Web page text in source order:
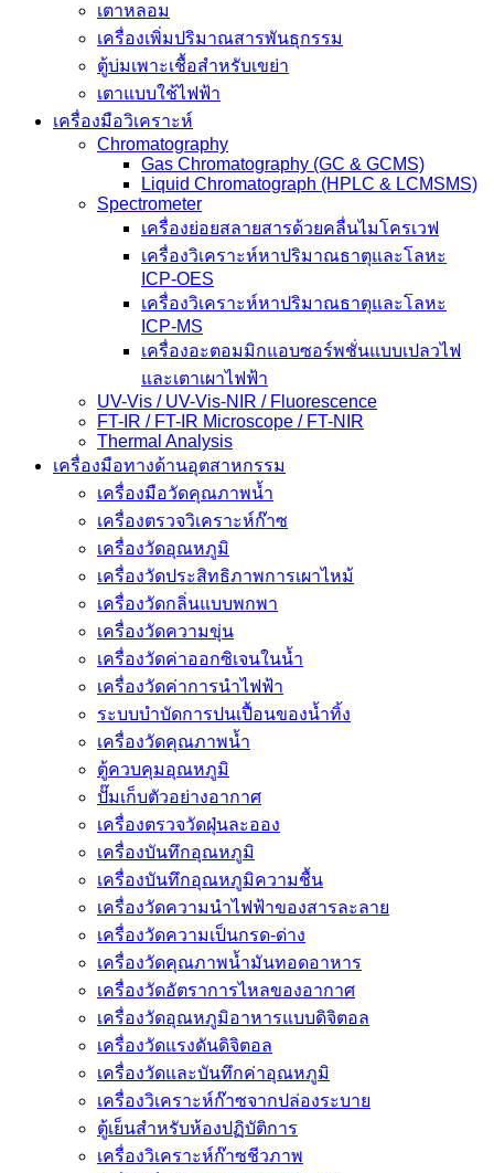
เตาหลอม
เครื่องเพิ่มปริมาณสารพันธุกรรม
ตู้บ่มเพาะเชื้อสำหรับเขย่า
เตาแบบใช้ไฟฟ้า
เครื่องมือวิเคราะห์
Chromatography
Gas Chromatography (GC & GCMS)
Liquid Chromatograph (HPLC & LCMSMS)
Spectrometer
เครื่องย่อยสลายสารด้วยคลื่นไมโครเวฟ
เครื่องวิเคราะห์หาปริมาณธาตุและโลหะ
ICP-OES
เครื่องวิเคราะห์หาปริมาณธาตุและโลหะ
ICP-MS
เครื่องอะตอมมิกแอบซอร์พชั่นแบบเปลวไฟ
และเตาเผาไฟฟ้า
UV-Vis / UV-Vis-NIR / Fluorescence
FT-IR / FT-IR Microscope / FT-NIR
Thermal Analysis
เครื่องมือทางด้านอุตสาหกรรม
เครื่องมือวัดคุณภาพน้ำ
เครื่องตรวจวิเคราะห์ก๊าซ
เครื่องวัดอุณหภูมิ
เครื่องวัดประสิทธิภาพการเผาไหม้
เครื่องวัดกลิ่นแบบพกพา
เครื่องวัดความขุ่น
เครื่องวัดค่าออกซิเจนในน้ำ
เครื่องวัดค่าการนำไฟฟ้า
ระบบบำบัดการปนเปื้อนของน้ำทิ้ง
เครื่องวัดคุณภาพน้ำ
ตู้ควบคุมอุณหภูมิ
ปั๊มเก็บตัวอย่างอากาศ
เครื่องตรวจวัดฝุ่นละออง
เครื่องบันทึกอุณหภูมิ
เครื่องบันทึกอุณหภูมิความชื้น
เครื่องวัดความนําไฟฟ้าของสารละลาย
เครื่องวัดความเป็นกรด-ด่าง
เครื่องวัดคุณภาพน้ำมันทอดอาหาร
เครื่องวัดอัตราการไหลของอากาศ
เครื่องวัดอุณหภูมิอาหารแบบดิจิตอล
เครื่องวัดแรงดันดิจิตอล
เครื่องวัดและบันทึกค่าอุณหภูมิ
เครื่องวิเคราะห์ก๊าซจากปล่องระบาย
ตู้เย็นสำหรับห้องปฏิบัติการ
เครื่องวิเคราะห์ก๊าซชีวภาพ